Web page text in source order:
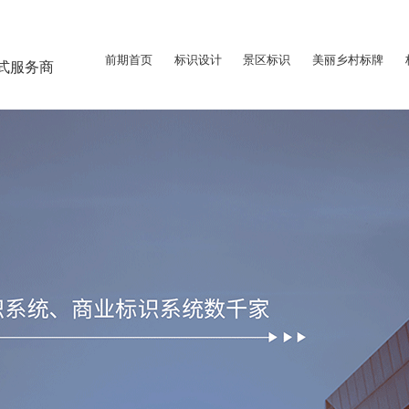
服务商 前期首页 标识设计 景区标识 美丽乡村标牌